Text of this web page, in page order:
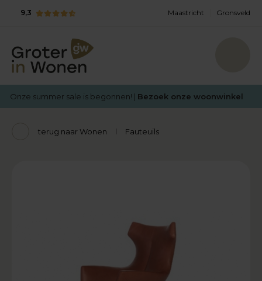
9,3 Maastricht Gronsveld
Onze summer sale is begonnen! | Bezoek onze woonwinkel
terug naar Wonen Fauteuils